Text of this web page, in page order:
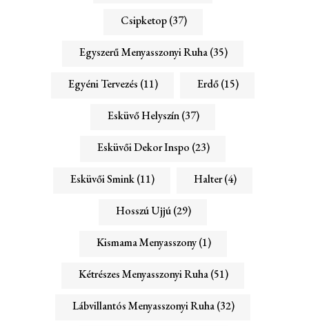
Csipketop(37)
Egyszerű Menyasszonyi Ruha(35)
Egyéni Tervezés (11) Erdő(15)
Esküvő Helyszín(37)
Esküvői Dekor Inspo (23)
Esküvői Smink(11) Halter(4)
Hosszú Ujjú(29)
Kismama Menyasszony(1)
Kétrészes Menyasszonyi Ruha(51)
Lábvillantós Menyasszonyi Ruha(32)